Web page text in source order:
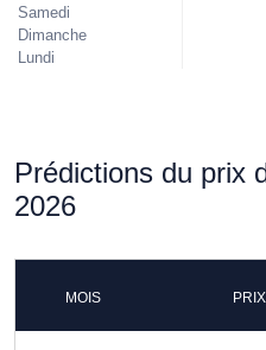
Samedi
Dimanche
Lundi
Prédictions du prix
2026
MOIS